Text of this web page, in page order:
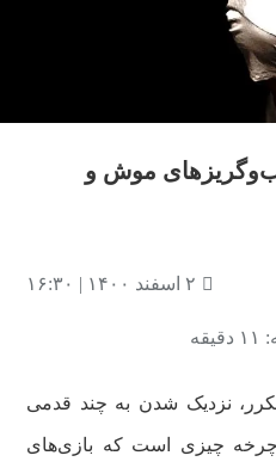
موش و
۲ اسفند ۱۴۰۰ | ۱۶:۳۰
نزدیک شدن به چند قدمی
چرخه چیزی است که بازی‌های